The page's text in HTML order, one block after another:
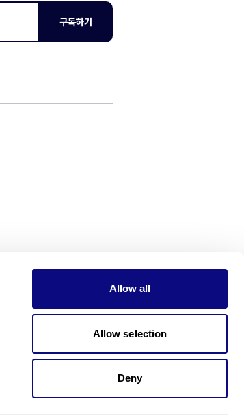
Allow all
Allow selection
Deny
구독하기